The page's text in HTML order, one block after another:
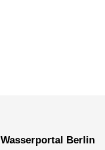
Wasserportal Berlin